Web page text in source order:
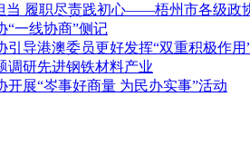
当 履职尽责践初心——梧州市各级政
“一线协商”侧记
引导港澳委员更好发挥“双重积极作用
调研先进钢铁材料产业
开展“岑事好商量 为民办实事”活动